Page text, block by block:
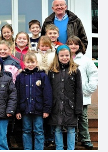
value of type bool in
doms/www.helfen-
oxygen/component-
code-
code